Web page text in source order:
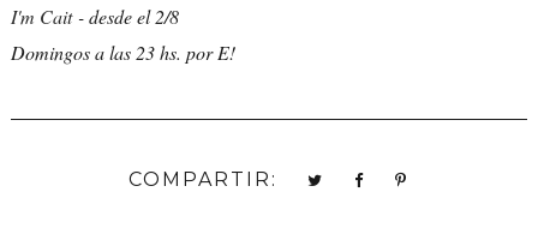
I'm Cait- desde el 2/8
Domingos a las 23 hs. por E!
COMPARTIR: